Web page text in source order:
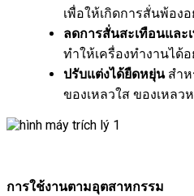
เพื่อให้เกิดการสั่นพ้อง
ลดการสั่นสะเทือนและ
ทำให้เครื่องทำงานได้อ
ปรับแต่งได้ยืดหยุ่นสำห
ของเหลวใส ของเหล
การใช้งานตามอุตสาหกรรม